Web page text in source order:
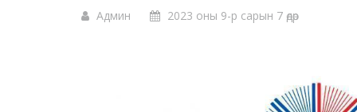
Админ 2023 оны 9-р сарын 7 өдөр